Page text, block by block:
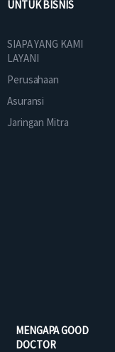
UNTUK BISNIS
SIAPA YANG KAMI
LAYANI
Perusahaan
Asuransi
Jaringan Mitra
MENGAPA GOOD
DOCTOR